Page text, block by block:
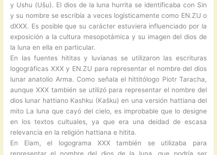
y Ushu (Ušu). El dios de la luna hurrita se identificaba con Sin
y su nombre se escribía a veces logísticamente como EN.ZU o
dXXX. Es posible que su carácter estuviera influenciado por la
exposición a la cultura mesopotámica y su imagen del dios de
la luna en ella en particular.
En las fuentes hititas y luvianas se utilizaron las escrituras
logográficas XXX y EN.ZU para representar el nombre del dios
lunar anatolio Arma. Como señala el hittitólogo Piotr Taracha,
aunque XXX también se utilizó para representar el nombre del
dios lunar hattiano Kashku (Kašku) en una versión hattiana del
mito La luna que cayó del cielo, es improbable que lo designe
en los textos cultuales, ya que era una deidad de escasa
relevancia en la religión hattiana e hitita.
En Elam, el logograma XXX también se utilizaba para
representar el nombre del dios de la luna, que podría ser